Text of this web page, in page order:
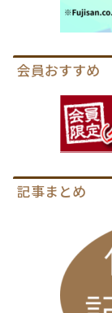
会員おすすめ
記事まとめ